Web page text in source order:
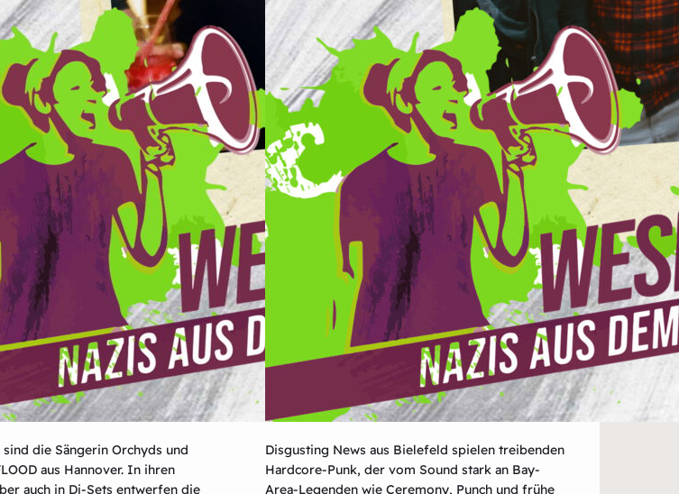
die Sängerin Orchyds und
aus Hannover. In ihren
auch in Dj-Sets entwerfen die
Disgusting News aus Bielefeld spielen treibenden
Hardcore-Punk, der vom Sound stark an Bay-
Area-Legenden wie Ceremony, Punch und frühe